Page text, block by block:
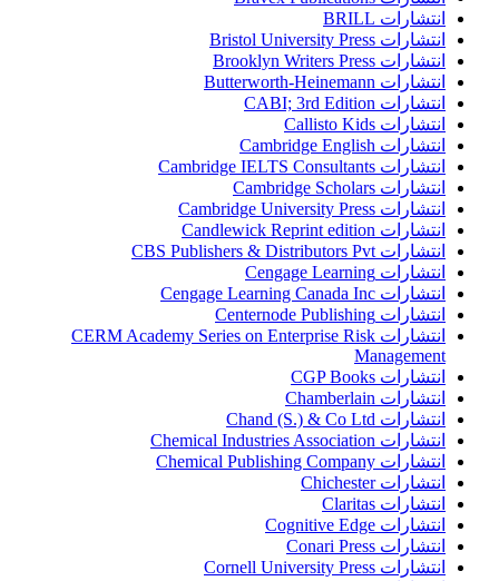
انتشارات BRILL
انتشارات Bristol University Press
انتشارات Brooklyn Writers Press
انتشارات Butterworth-Heinemann
انتشارات CABI; 3rd Edition
انتشارات Callisto Kids
انتشارات Cambridge English
انتشارات Cambridge IELTS Consultants
انتشارات Cambridge Scholars
انتشارات Cambridge University Press
انتشارات Candlewick Reprint edition
انتشارات CBS Publishers & Distributors Pvt
انتشارات Cengage Learning
انتشارات Cengage Learning Canada Inc
انتشارات Centernode Publishing
انتشارات CERM Academy Series on Enterprise Risk
Management
انتشارات CGP Books
انتشارات Chamberlain
انتشارات Chand (S.) & Co Ltd
انتشارات Chemical Industries Association
انتشارات Chemical Publishing Company
انتشارات Chichester
انتشارات Claritas
انتشارات Cognitive Edge
انتشارات Conari Press
انتشارات Cornell University Press